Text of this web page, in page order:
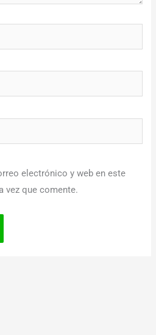
electrónico y web en este
vez que comente.